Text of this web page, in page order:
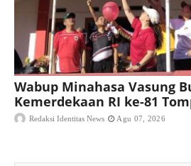
Wabup Minahasa Vasung
Kemerdekaan RI ke-81
Redaksi Identitas News Agu 07, 2026